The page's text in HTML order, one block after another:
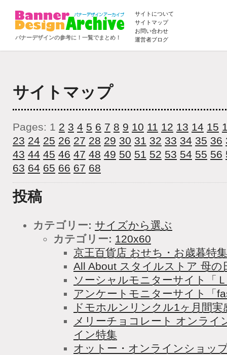
バナーデザインの参考に！一覧でまとめ！
サイトについて
サイトマップ
お問い合わせ
運営者ブログ
サイトマップ
Pages: 1 2 3 4 5 6 7 8 9 10 11 12 13 14 15
23 24 25 26 27 28 29 30 31 32 33 34 35 36
43 44 45 46 47 48 49 50 51 52 53 54 55 56
63 64 65 66 67 68
投稿
カテゴリー: サイズから選ぶ
カテゴリー: 120x60
京王百貨店 おせち・お歳暮特集
All About スタイルストア 母の
ソーシャルモニターサイト「
アンケートモニターサイト「
ドモホルンリンクル1ヶ月間
メリーチョコレート オンライ
イン特集
オットー・オンラインショッ